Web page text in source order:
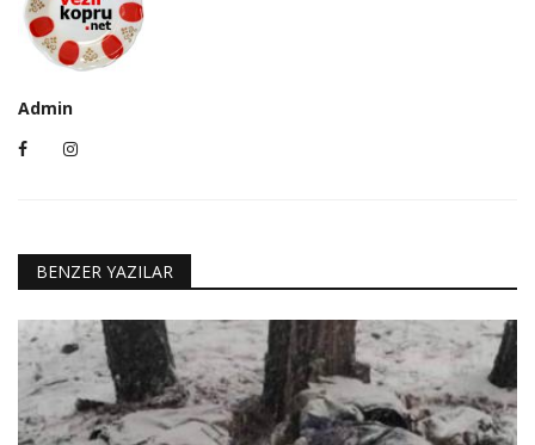
Admin
BENZER YAZILAR